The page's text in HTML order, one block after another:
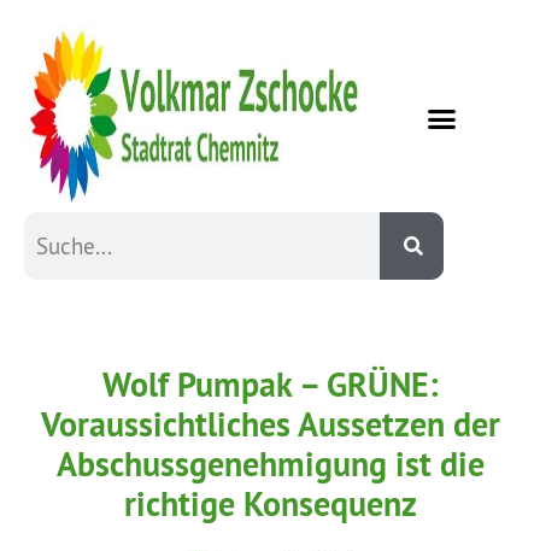
Wolf Pumpak – GRÜNE:
Voraussichtliches Aussetzen der
Abschussgenehmigung ist die
richtige Konsequenz